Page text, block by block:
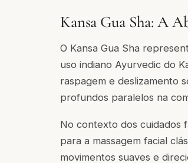
Kansa Gua Sha: A
O Kansa Gua Sha
uso indiano Ayurvedic do
raspagem e deslizamento
profundos paralelos na
No contexto dos cuidados
para a massagem facial
movimentos suaves e